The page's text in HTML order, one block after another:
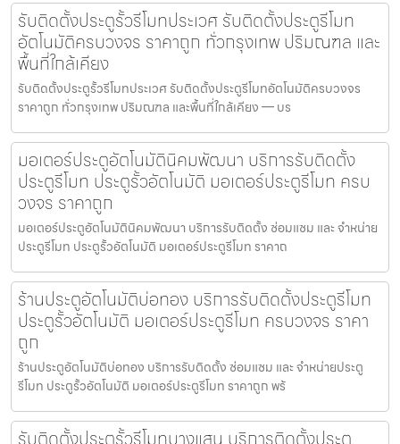
รับติดตั้งประตูรั้วรีโมทประเวศ รับติดตั้งประตูรีโมท
อัตโนมัติครบวงจร ราคาถูก ทั่วกรุงเทพ ปริมณฑล และ
พื้นที่ใกล้เคียง
รับติดตั้งประตูรั้วรีโมทประเวศ รับติดตั้งประตูรีโมทอัตโนมัติครบวงจร
ราคาถูก ทั่วกรุงเทพ ปริมณฑล และพื้นที่ใกล้เคียง — บร
มอเตอร์ประตูอัตโนมัตินิคมพัฒนา บริการรับติดตั้ง
ประตูรีโมท ประตูรั้วอัตโนมัติ มอเตอร์ประตูรีโมท ครบ
วงจร ราคาถูก
มอเตอร์ประตูอัตโนมัตินิคมพัฒนา บริการรับติดตั้ง ซ่อมแซม และ จำหน่าย
ประตูรีโมท ประตูรั้วอัตโนมัติ มอเตอร์ประตูรีโมท ราคาถ
ร้านประตูอัตโนมัติบ่อทอง บริการรับติดตั้งประตูรีโมท
ประตูรั้วอัตโนมัติ มอเตอร์ประตูรีโมท ครบวงจร ราคา
ถูก
ร้านประตูอัตโนมัติบ่อทอง บริการรับติดตั้ง ซ่อมแซม และ จำหน่ายประตู
รีโมท ประตูรั้วอัตโนมัติ มอเตอร์ประตูรีโมท ราคาถูก พร้
รับติดตั้งประตูรั้วรีโมทบางแสน บริการติดตั้งประตู